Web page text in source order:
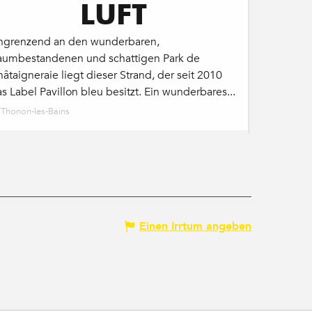
LUFT
an den wunderbaren,
und schattigen Park de
liegt dieser Strand, der seit 2010
Label Pavillon bleu besitzt. Ein wunderbares...
Thonon-les-Bains
Einen Irrtum angeben